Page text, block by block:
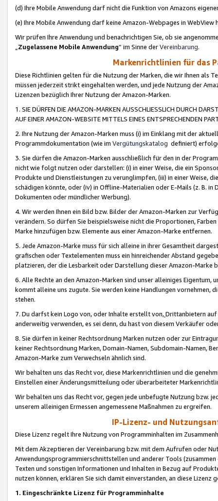
(d) Ihre Mobile Anwendung darf nicht die Funktion von Amazons
(e) Ihre Mobile Anwendung darf keine Amazon-Webpages in WebView
Wir prüfen Ihre Anwendung und benachrichtigen Sie, ob sie
„Zugelassene Mobile Anwendung“ im Sinne derVereinbarung.
Markenrichtlinien für das
Diese Richtlinien gelten für die Nutzung der Marken, die wir Ihnen als
müssen jederzeit strikt eingehalten werden, und jede Nutzung der
Lizenzen bezüglich Ihrer Nutzung der Amazon-Marken.
1. SIE DÜRFEN DIE AMAZON-MARKEN AUSSCHLIESSLICH DURCH
AUF EINER AMAZON-WEBSITE MITTELS EINES ENTSPRECHENDEN
2. Ihre Nutzung der Amazon-Marken muss (i) im Einklang mit der
Programmdokumentation (wie im Vergütungskatalog definiert)
3. Sie dürfen die Amazon-Marken ausschließlich für den in der
nicht wie folgt nutzen oder darstellen: (i) in einer Weise, die ein
Produkte und Dienstleistungen zu verunglimpfen, (iii) in einer Weise,
schädigen könnte, oder (iv) in Offline-Materialien oder E-Mails (z. B. in
Dokumenten oder mündlicher Werbung).
4. Wir werden Ihnen ein Bild bzw. Bilder der Amazon-Marken zur
verändern. So dürfen Sie beispielsweise nicht die Proportionen,
Marke hinzufügen bzw. Elemente aus einer Amazon-Marke entfernen.
5. Jede Amazon-Marke muss für sich alleine in ihrer Gesamtheit
grafischen oder Textelementen muss ein hinreichender Abstand
platzieren, der die Lesbarkeit oder Darstellung dieser Amazon-Marke
6. Alle Rechte an den Amazon-Marken sind unser alleiniges
kommt alleine uns zugute. Sie werden keine Handlungen vornehmen,
stehen.
7. Du darfst kein Logo von, oder Inhalte erstellt von,Drittanbietern auf
anderweitig verwenden, es sei denn, du hast von diesem Verkäufer
8. Sie dürfen in keiner Rechtsordnung Marken nutzen oder zur
keiner Rechtsordnung Marken, Domain-Namen, Subdomain-Namen,
Amazon-Marke zum Verwechseln ähnlich sind.
Wir behalten uns das Recht vor, diese Markenrichtlinien und die
Einstellen einer Änderungsmitteilung oder überarbeiteter
Wir behalten uns das Recht vor, gegen jede unbefugte Nutzung bzw.
unserem alleinigen Ermessen angemessene Maßnahmen zu ergreifen.
IP-Lizenz- und
Diese Lizenz regelt Ihre Nutzung von Programminhalten im
Mit dem Akzeptieren der Vereinbarung bzw. mit dem Aufrufen oder
Anwendungsprogrammierschnittstellen und anderer Tools (zusammen
Texten und sonstigen Informationen und Inhalten in Bezug auf
nutzen können, erklären Sie sich damit einverstanden, an diese Lizenz
1. Eingeschränkte Lizenz für Programminhalte